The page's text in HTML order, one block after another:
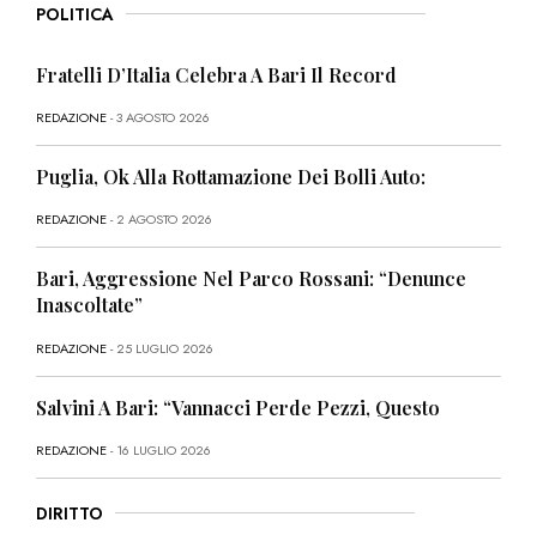
POLITICA
Fratelli D’Italia Celebra A Bari Il Record
REDAZIONE- 3 AGOSTO 2026
Puglia, Ok Alla Rottamazione Dei Bolli Auto:
REDAZIONE- 2 AGOSTO 2026
Bari, Aggressione Nel Parco Rossani: “Denunce
Inascoltate”
REDAZIONE- 25 LUGLIO 2026
Salvini A Bari: “Vannacci Perde Pezzi, Questo
REDAZIONE- 16 LUGLIO 2026
DIRITTO